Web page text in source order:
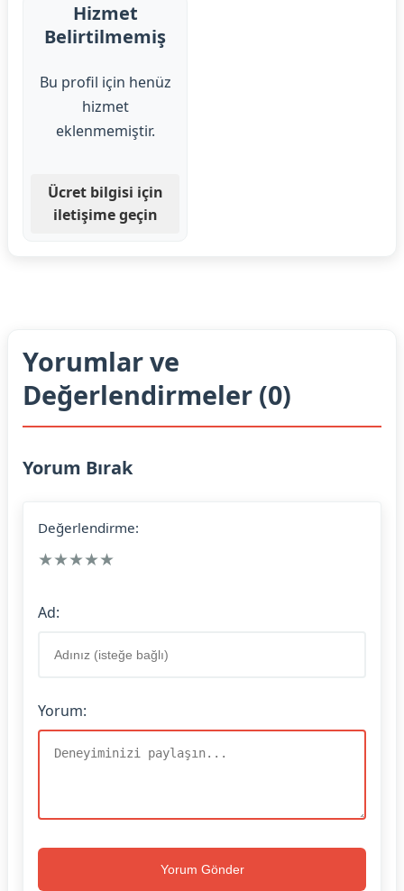
Hizmet
Belirtilmemiş
Bu profil için henüz
hizmet
eklenmemiştir.
Ücret bilgisi için
iletişime geçin
Yorumlar ve
Değerlendirmeler (0)
Yorum Bırak
Değerlendirme:
★
★
★
★
★
Ad:
Yorum:
Yorum Gönder